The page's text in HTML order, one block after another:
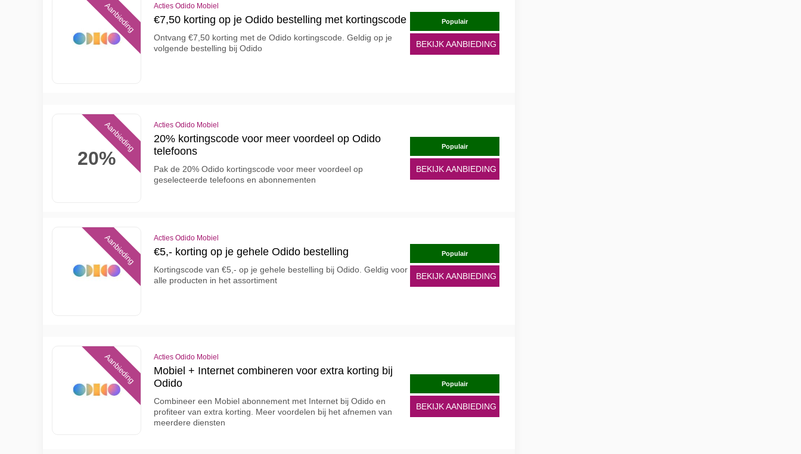
Aanbieding Acties Odido Mobiel
€7,50 korting op je Odido bestelling met kortingscode
Ontvang €7,50 korting met de Odido kortingscode. Geldig op je
volgende bestelling bij Odido
Populair
BEKIJK AANBIEDING
20%
Aanbieding Acties Odido Mobiel
20% kortingscode voor meer voordeel op Odido
telefoons
Pak de 20% Odido kortingscode voor meer voordeel op
geselecteerde telefoons en abonnementen
Populair
BEKIJK AANBIEDING
Aanbieding Acties Odido Mobiel
€5,- korting op je gehele Odido bestelling
Kortingscode van €5,- op je gehele bestelling bij Odido. Geldig voor
alle producten in het assortiment
Populair
BEKIJK AANBIEDING
Aanbieding Acties Odido Mobiel
Mobiel + Internet combineren voor extra korting bij
Odido
Combineer een Mobiel abonnement met Internet bij Odido en
profiteer van extra korting. Meer voordelen bij het afnemen van
meerdere diensten
Populair
BEKIJK AANBIEDING